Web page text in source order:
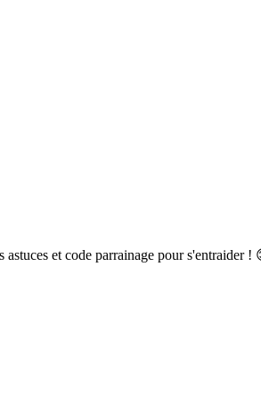
astuces et code parrainage pour s'entraider !